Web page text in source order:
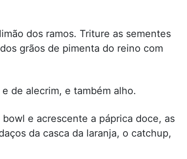
dos ramos. Triture as sementes
grãos de pimenta do reino com
de alecrim, e também alho.
e acrescente a páprica doce, as
da casca da laranja, o catchup,